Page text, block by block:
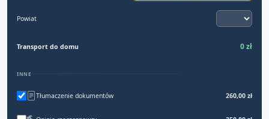
Powiat
Transport do domu 0 zł
INNE
Tłumaczenie dokumentów 260,00 zł